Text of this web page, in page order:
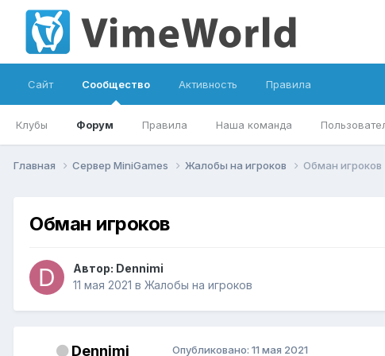
Сайт Сообщество
Клубы Форум Правила Наша команда
Активность Правила
Главная Сервер MiniGames Жалобы на игроков Обман игроков
Обман игроков
Автор: Dennimi
11 мая 2021 в Жалобы на игроков
Dennimi Опубликовано: 11 мая 2021